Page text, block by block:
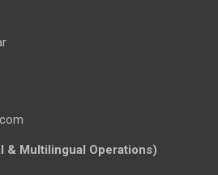
& Multilingual Operations)